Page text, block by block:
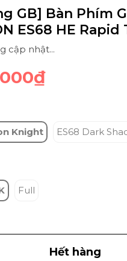
GB] Bàn Phím
ES68 HE
cập nhật...
Knight ES68 Dark
Full
Hết hàng